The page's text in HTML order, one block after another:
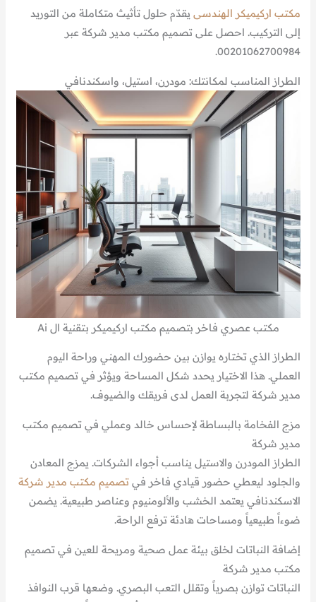
مكتب اركيميكر الهندسى يقدّم حلول تأثيث متكاملة من التوريد
إلى التركيب. احصل على تصميم مكتب مدير شركة عبر
00201062700984.
الطراز المناسب لمكانتك: مودرن، استيل، واسكندنافي
مكتب عصري فاخر بتصميم مكتب اركيميكر بتقنية ال Ai
الطراز الذي تختاره يوازن بين حضورك المهني وراحة اليوم
العملي. هذا الاختيار يحدد شكل المساحة ويؤثر في تصميم مكتب
مدير شركة لتجربة العمل لدى فريقك والضيوف.
مزج الفخامة بالبساطة لإحساس خالد وعملي في تصميم مكتب
مدير شركة
الطراز المودرن والاستيل يناسب أجواء الشركات. يمزج المعادن
والجلود ليعطي حضور قيادي فاخر فيتصميم مكتب مدير شركة
الاسكندنافي يعتمد الخشب والألومنيوم وعناصر طبيعية. يضمن
ضوءاً طبيعياً ومساحات هادئة ترفع الراحة.
إضافة النباتات لخلق بيئة عمل صحية ومريحة للعين في تصميم
مكتب مدير شركة
النباتات توازن بصرياً وتقلل التعب البصري. وضعها قرب النوافذ